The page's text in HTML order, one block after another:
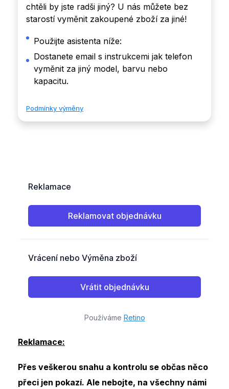
chtěli by jste radši jiný? U nás můžete bez
starostí vyměnit zakoupené zboží za jiné!
Použijte asistenta níže:
Dostanete email s instrukcemi jak telefon
vyměnit za jiný model, barvu nebo
kapacitu.
Podmínky výměny
Používáme Retino
Reklamace:
Přes veškerou snahu a kontrolu se občas něco
přeci jen pokazí. Ale nebojte, na všechny námi